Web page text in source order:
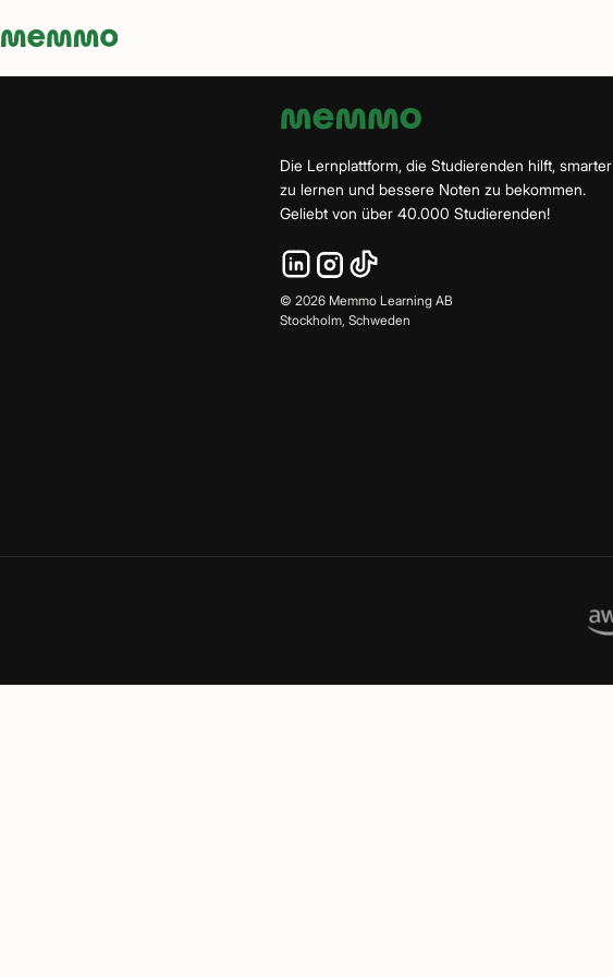
Memmo - AI-verktyg och digital kurslitteratur
Die Lernplattform, die Studierenden hilft, smarter
zu lernen und bessere Noten zu bekommen.
Geliebt von über 40.000 Studierenden!
© 2026 Memmo Learning AB
Stockholm, Schweden